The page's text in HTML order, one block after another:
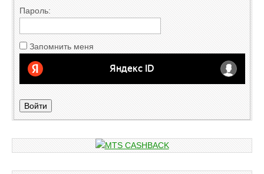
Пароль:
Запомнить меня
Войти